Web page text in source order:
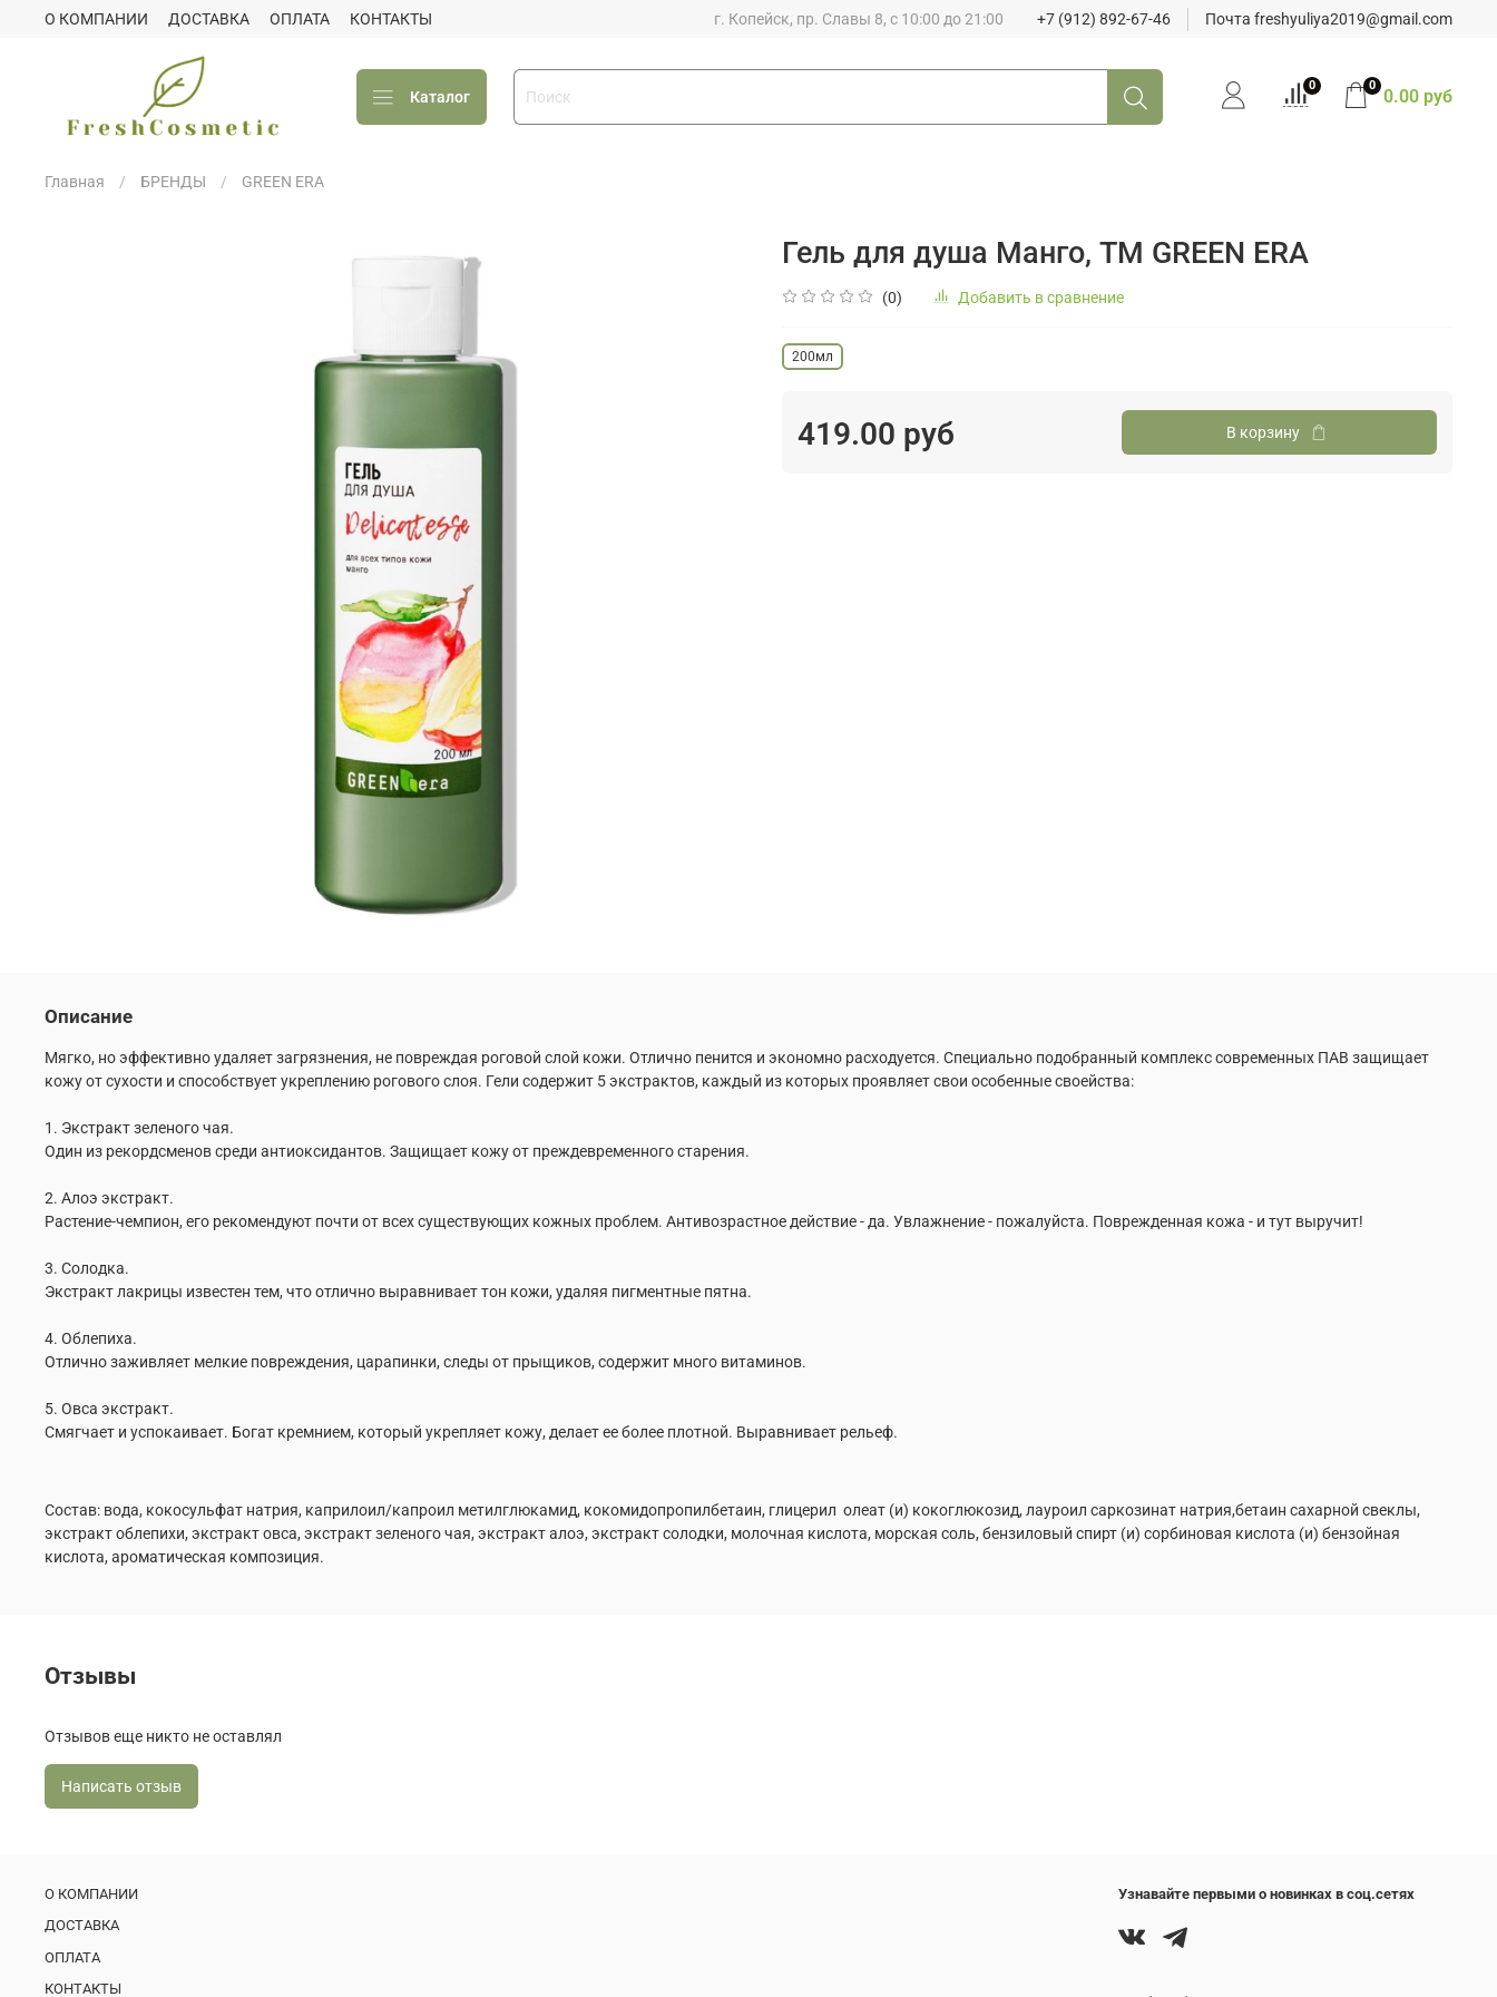
О КОМПАНИИ ДОСТАВКА ОПЛАТА КОНТАКТЫ г. Копейск, пр. Славы 8, с 10:00 до 21:00 +7 (912) 892-67-46 Почта freshyuliya2019@gmail.com
Каталог
0 0 0.00 руб
Главная БРЕНДЫ GREEN ERA
Гель для душа Манго, ТМ GREEN ERA
(0) Добавить в сравнение
200мл
419.00 руб В корзину
Описание
Мягко, но эффективно удаляет загрязнения, не повреждая роговой слой кожи. Отлично пенится и экономно расходуется. Специально подобранный комплекс современных ПАВ защищает
кожу от сухости и способствует укреплению рогового слоя. Гели содержит 5 экстрактов, каждый из которых проявляет свои особенные своейства:
1. Экстракт зеленого чая.
Один из рекордсменов среди антиоксидантов. Защищает кожу от преждевременного старения.
2. Алоэ экстракт.
Растение-чемпион, его рекомендуют почти от всех существующих кожных проблем. Антивозрастное действие - да. Увлажнение - пожалуйста. Поврежденная кожа - и тут выручит!
3. Солодка.
Экстракт лакрицы известен тем, что отлично выравнивает тон кожи, удаляя пигментные пятна.
4. Облепиха.
Отлично заживляет мелкие повреждения, царапинки, следы от прыщиков, содержит много витаминов.
5. Овса экстракт.
Смягчает и успокаивает. Богат кремнием, который укрепляет кожу, делает ее более плотной. Выравнивает рельеф.
Состав: вода, кокосульфат натрия, каприлоил/капроил метилглюкамид, кокомидопропилбетаин, глицерил олеат (и) кокоглюкозид, лауроил саркозинат натрия,бетаин сахарной свеклы,
экстракт облепихи, экстракт овса, экстракт зеленого чая, экстракт алоэ, экстракт солодки, молочная кислота, морская соль, бензиловый спирт (и) сорбиновая кислота (и) бензойная
кислота, ароматическая композиция.
Отзывы
Отзывов еще никто не оставлял
Написать отзыв
О КОМПАНИИ
ДОСТАВКА
ОПЛАТА
КОНТАКТЫ
Узнавайте первыми о новинках в соц.сетях